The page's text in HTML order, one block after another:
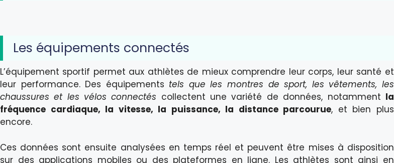
Les équipements connectés
L’équipement sportif permet aux athlètes de mieux comprendre leur corps, leur santé et
leur performance. Des équipements tels que les montres de sport, les vêtements, les
chaussures et les vélos connectés collectent une variété de données, notamment la
fréquence cardiaque, la vitesse, la puissance, la distance parcourue, et bien plus
encore.
Ces données sont ensuite analysées en temps réel et peuvent être mises à disposition
sur des applications mobiles ou des plateformes en ligne. Les athlètes sont ainsi en